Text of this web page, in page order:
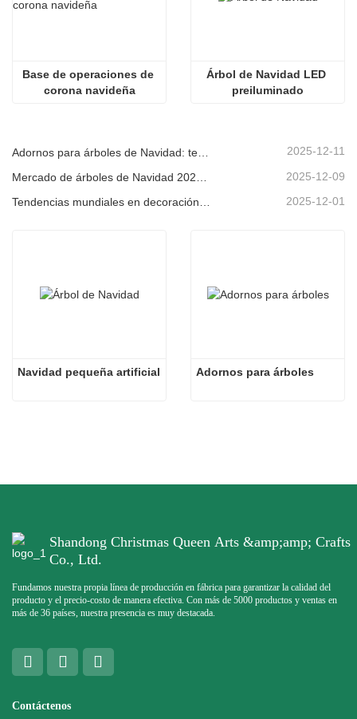
Base de operaciones de
corona navideña
Árbol de Navidad LED
preiluminado
2025-12-11
2025-12-09
2025-12-01
Navidad pequeña artificial Adornos para árboles
Shandong Christmas Queen Arts &amp;amp; Crafts
Co., Ltd.
Fundamos nuestra propia línea de producción en fábrica para garantizar la calidad del
producto y el precio-costo de manera efectiva. Con más de 5000 productos y ventas en
más de 36 países, nuestra presencia es muy destacada.
Contáctenos